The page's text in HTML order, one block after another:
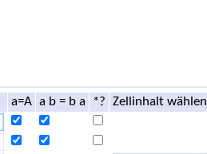
a=A a b = b a *?
Zellinhalt wählen